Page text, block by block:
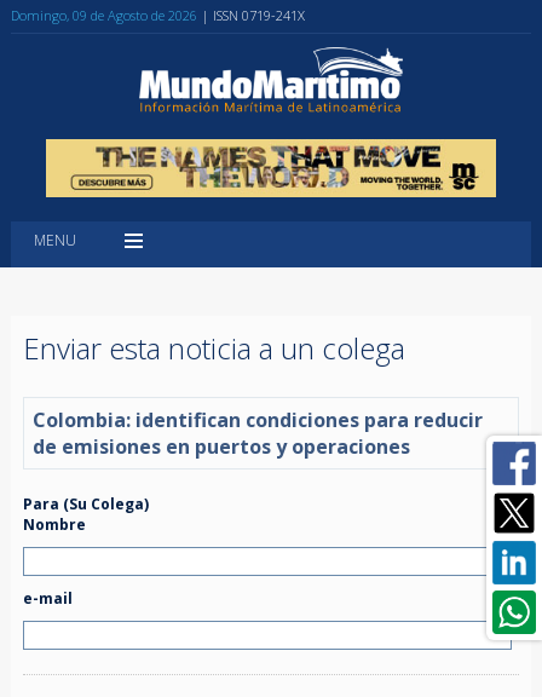
Domingo, 09 de Agosto de 2026 | ISSN 0719-241X
MENU
Enviar esta noticia a un colega
Colombia: identifican condiciones para reducir
de emisiones en puertos y operaciones
Para (Su Colega)
Nombre
e-mail